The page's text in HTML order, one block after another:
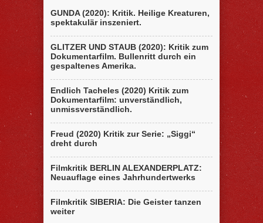
GUNDA (2020): Kritik. Heilige Kreaturen,
spektakulär inszeniert.
GLITZER UND STAUB (2020): Kritik zum
Dokumentarfilm. Bullenritt durch ein
gespaltenes Amerika.
Endlich Tacheles (2020) Kritik zum
Dokumentarfilm: unverständlich,
unmissverständlich.
Freud (2020) Kritik zur Serie: „Siggi“
dreht durch
Filmkritik BERLIN ALEXANDERPLATZ:
Neuauflage eines Jahrhundertwerks
Filmkritik SIBERIA: Die Geister tanzen
weiter